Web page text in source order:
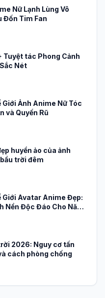
Nữ Lạnh Lùng Vô
Đốn Tim Fan
Tuyệt tác Phong Cảnh
Nét
Giới Ảnh Anime Nữ Tóc
và Quyến Rũ
huyền ảo của ảnh
trời đêm
Giới Avatar Anime Đẹp:
Nền Độc Đáo Cho Năm
2026: Nguy cơ tấn
cách phòng chống